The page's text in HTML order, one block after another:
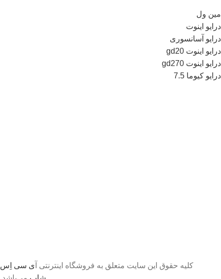
مین ول
درایو اینوت
درایو آسانسوری
درایو اینوت gd20
درایو اینوت gd270
درایو کیوما 7.5
کلیه حقوق این سایت متعلق به فروشگاه اینترنتی آ ی سی اِس